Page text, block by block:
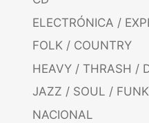
ELECTRÓNICA /
FOLK / COUNTRY
HEAVY / THRASH /
JAZZ / SOUL / FUNK
NACIONAL